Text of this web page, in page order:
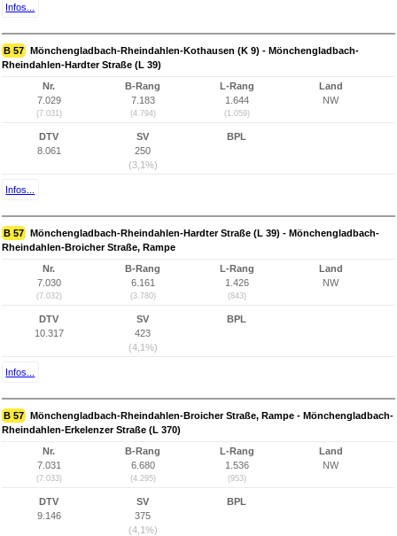
Infos...
B 57 Mönchengladbach-Rheindahlen-Kothausen (K 9) - Mönchengladbach-
Rheindahlen-Hardter Straße (L 39)
Nr.
7.029
(7.031)
B-Rang
7.183
(4.794)
L-Rang
1.644
(1.059)
Land
NW
DTV
8.061
SV
250
(3,1%)
BPL
Infos...
B 57 Mönchengladbach-Rheindahlen-Hardter Straße (L 39) - Mönchengladbach-
Rheindahlen-Broicher Straße, Rampe
Nr.
7.030
(7.032)
B-Rang
6.161
(3.780)
L-Rang
1.426
(843)
Land
NW
DTV
10.317
SV
423
(4,1%)
BPL
Infos...
B 57 Mönchengladbach-Rheindahlen-Broicher Straße, Rampe - Mönchengladbach-
Rheindahlen-Erkelenzer Straße (L 370)
Nr.
7.031
(7.033)
B-Rang
6.680
(4.295)
L-Rang
1.536
(953)
Land
NW
DTV
9.146
SV
375
(4,1%)
BPL